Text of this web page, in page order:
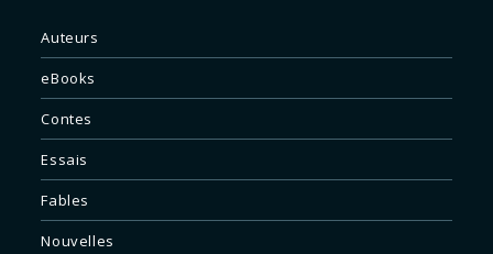
Auteurs
eBooks
Contes
Essais
Fables
Nouvelles